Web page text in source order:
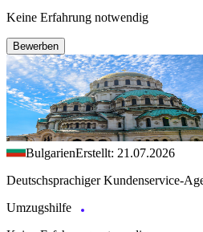
Keine Erfahrung notwendig
Bewerben
BulgarienErstellt: 21.07.2026
Deutschsprachiger Kundenservice-
Umzugshilfe